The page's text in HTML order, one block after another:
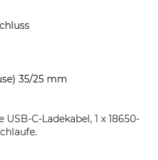
35/25 mm
C-Ladekabel, 1 x 18650-